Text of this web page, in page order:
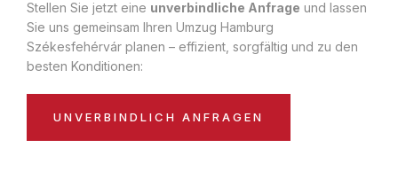
Stellen Sie jetzt eine unverbindliche Anfrage und lassen
Sie uns gemeinsam Ihren Umzug Hamburg
Székesfehérvár planen – effizient, sorgfältig und zu den
besten Konditionen:
UNVERBINDLICH ANFRAGEN